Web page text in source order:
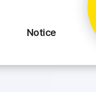
Notice